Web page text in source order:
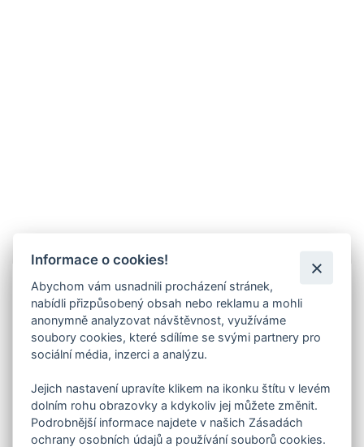
Info
Lakování dveří vypalovanou práškovou barvou -
komaxitemRAL 5015 modrá nebeská. Jedná se o
příplatek ke dveřím, které jste si objednali.
V objednávací tabulce e-shopu vyberte rozměr -
šíři dveří .
zašleme cenu na vyžádání.
U zateplených dveří je krycí plech z vnitřní strany dveří
přinýtován k rámu až po nalakování.
Informace o cookies!
Abychom vám usnadnili procházení stránek,
nabídli přizpůsobený obsah nebo reklamu a mohli
anonymně analyzovat návštěvnost, využíváme
soubory cookies, které sdílíme se svými partnery pro
sociální média, inzerci a analýzu.
Jejich nastavení upravíte klikem na ikonku štítu v levém
dolním rohu obrazovky a kdykoliv jej můžete změnit.
Podrobnější informace najdete v našich Zásadách
ochrany osobních údajů a používání souborů cookies.